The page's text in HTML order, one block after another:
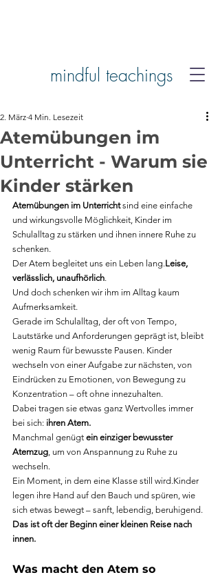
mindful teachings
Atemübungen im
Unterricht - Warum sie
Kinder stärken
2. März 4 Min. Lesezeit
Atemübungen im Unterricht sind eine einfache
und wirkungsvolle Möglichkeit, Kinder im
Schulalltag zu stärken und ihnen innere Ruhe zu
schenken.
Der Atem begleitet uns ein Leben lang.Leise,
verlässlich, unaufhörlich.
Und doch schenken wir ihm im Alltag kaum
Aufmerksamkeit.
Gerade im Schulalltag, der oft von Tempo,
Lautstärke und Anforderungen geprägt ist, bleibt
wenig Raum für bewusste Pausen. Kinder
wechseln von einer Aufgabe zur nächsten, von
Eindrücken zu Emotionen, von Bewegung zu
Konzentration – oft ohne innezuhalten.
Dabei tragen sie etwas ganz Wertvolles immer
bei sich: ihren Atem.
Manchmal genügt ein einziger bewusster
Atemzug, um von Anspannung zu Ruhe zu
wechseln.
Ein Moment, in dem eine Klasse still wird.Kinder
legen ihre Hand auf den Bauch und spüren, wie
sich etwas bewegt – sanft, lebendig, beruhigend.
Das ist oft der Beginn einer kleinen Reise nach
innen.
Was macht den Atem so